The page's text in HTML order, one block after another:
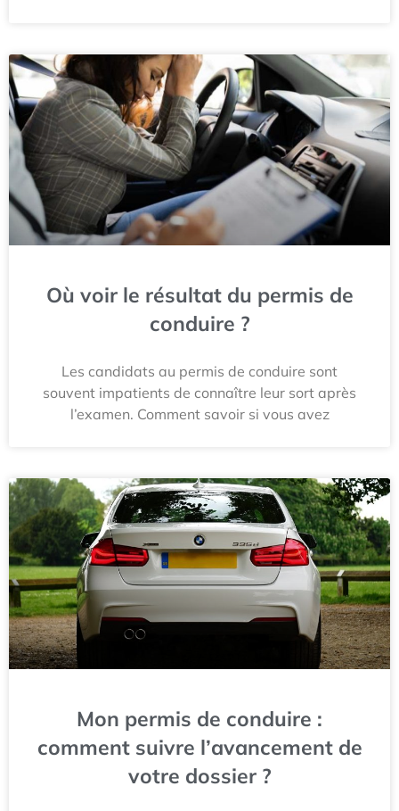
Où voir le résultat du permis de
conduire ?
Les candidats au permis de conduire sont
souvent impatients de connaître leur sort après
l’examen. Comment savoir si vous avez
Mon permis de conduire :
comment suivre l’avancement de
votre dossier ?